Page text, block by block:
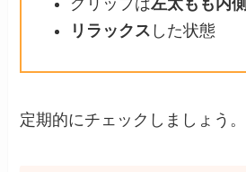
リラックス した状態
定期的にチェックしましょう。